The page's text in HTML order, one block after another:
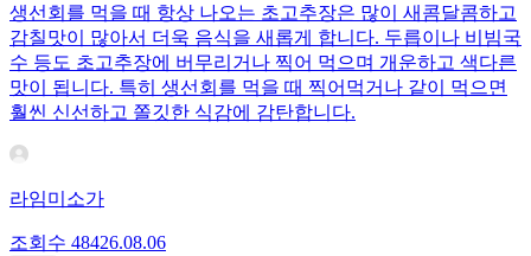
생선회를 먹을 때 항상 나오는 초고추장은 많이 새콤달콤하고
감칠맛이 많아서 더욱 음식을 새롭게 합니다. 두릅이나 비빔국
수 등도 초고추장에 버무리거나 찍어 먹으며 개운하고 색다른
맛이 됩니다. 특히 생선회를 먹을 때 찍어먹거나 같이 먹으면
훨씬 신선하고 쫄깃한 식감에 감탄합니다.
라임미소가
조회수 48426.08.06